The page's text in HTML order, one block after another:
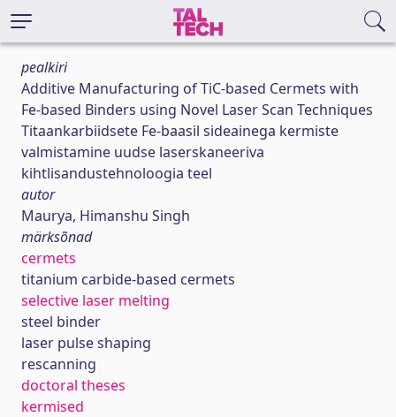
pealkiri
Additive Manufacturing of TiC-based Cermets with
Fe-based Binders using Novel Laser Scan Techniques
Titaankarbiidsete Fe-baasil sideainega kermiste
valmistamine uudse laserskaneeriva
kihtlisandustehnoloogia teel
autor
Maurya, Himanshu Singh
märksõnad
cermets
titanium carbide-based cermets
selective laser melting
steel binder
laser pulse shaping
rescanning
doctoral theses
kermised